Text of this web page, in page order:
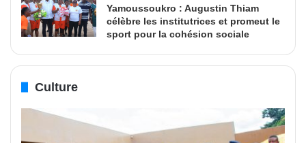
Yamoussoukro : Augustin Thiam
célèbre les institutrices et promeut le
sport pour la cohésion sociale
Culture